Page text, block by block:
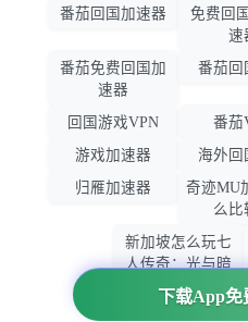
下载App免
番茄回国加速器
免费回
速
番茄免费回国加
速器
番茄回
回国游戏VPN 番茄
游戏加速器
海外回
归雁加速器
奇迹MU
么比
新加坡怎么玩七
人传奇：光与暗
之交战